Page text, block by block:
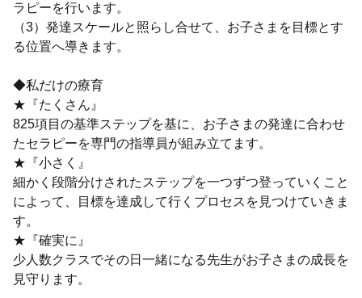
ラピーを行います。
（3）発達スケールと照らし合せて、お子さまを目標とす
る位置へ導きます。
◆私だけの療育
★『たくさん』
825項目の基準ステップを基に、お子さまの発達に合わせ
たセラピーを専門の指導員が組み立てます。
★『小さく』
細かく段階分けされたステップを一つずつ登っていくこと
によって、目標を達成して行くプロセスを見つけていきま
す。
★『確実に』
少人数クラスでその日一緒になる先生がお子さまの成長を
見守ります。